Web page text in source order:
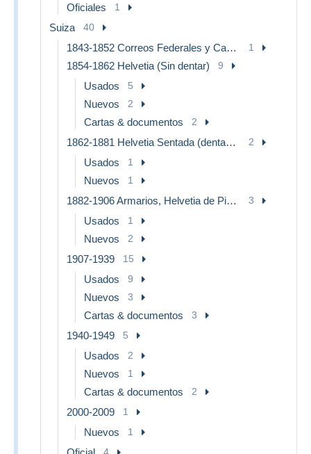
Oficiales 1
Suiza 40
1843-1852 Correos Federales y Cantonales 1
1854-1862 Helvetia (Sin dentar) 9
Usados 5
Nuevos 2
Cartas & documentos 2
1862-1881 Helvetia Sentada (dentados) 2
Usados 1
Nuevos 1
1882-1906 Armarios, Helvetia de Pie & UPU 3
Usados 1
Nuevos 2
1907-1939 15
Usados 9
Nuevos 3
Cartas & documentos 3
1940-1949 5
Usados 2
Nuevos 1
Cartas & documentos 2
2000-2009 1
Nuevos 1